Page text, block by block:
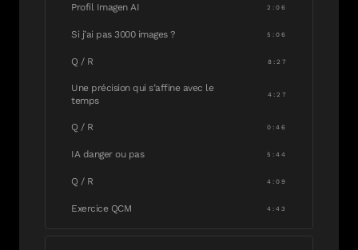
Profil Imagen AI 2:06
Si j’ai pas 3000 images ? 5:06
Q / R 8:27
Une précision qui s’affine avec le
temps
4:27
Q / R 0:46
IA danger ou pas 5:44
Q / R 4:09
Exercice QCM 4:43